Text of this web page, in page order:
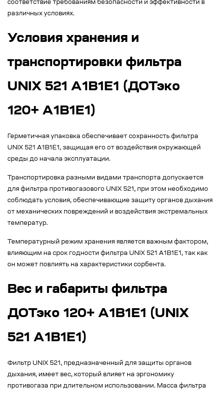
соответствие требованиям безопасности и эффективности в
различных условиях.
Условия хранения и
транспортировки фильтра
UNIX 521 A1B1E1 (ДОТэко
120+ А1B1E1)
Герметичная упаковка обеспечивает сохранность фильтра
UNIX 521 A1B1E1, защищая его от воздействия окружающей
среды до начала эксплуатации.
Транспортировка разными видами транспорта допускается
для фильтра противогазового UNIX 521, при этом необходимо
соблюдать условия, обеспечивающие защиту органов дыхания
от механических повреждений и воздействия экстремальных
температур.
Температурный режим хранения является важным фактором,
влияющим на срок годности фильтра UNIX 521 A1B1E1, так как
он может повлиять на характеристики сорбента.
Вес и габариты фильтра
ДОТэко 120+ А1B1E1 (UNIX
521 A1B1E1)
Фильтр UNIX 521, предназначенный для защиты органов
дыхания, имеет вес, который влияет на эргономику
противогаза при длительном использовании. Масса фильтра